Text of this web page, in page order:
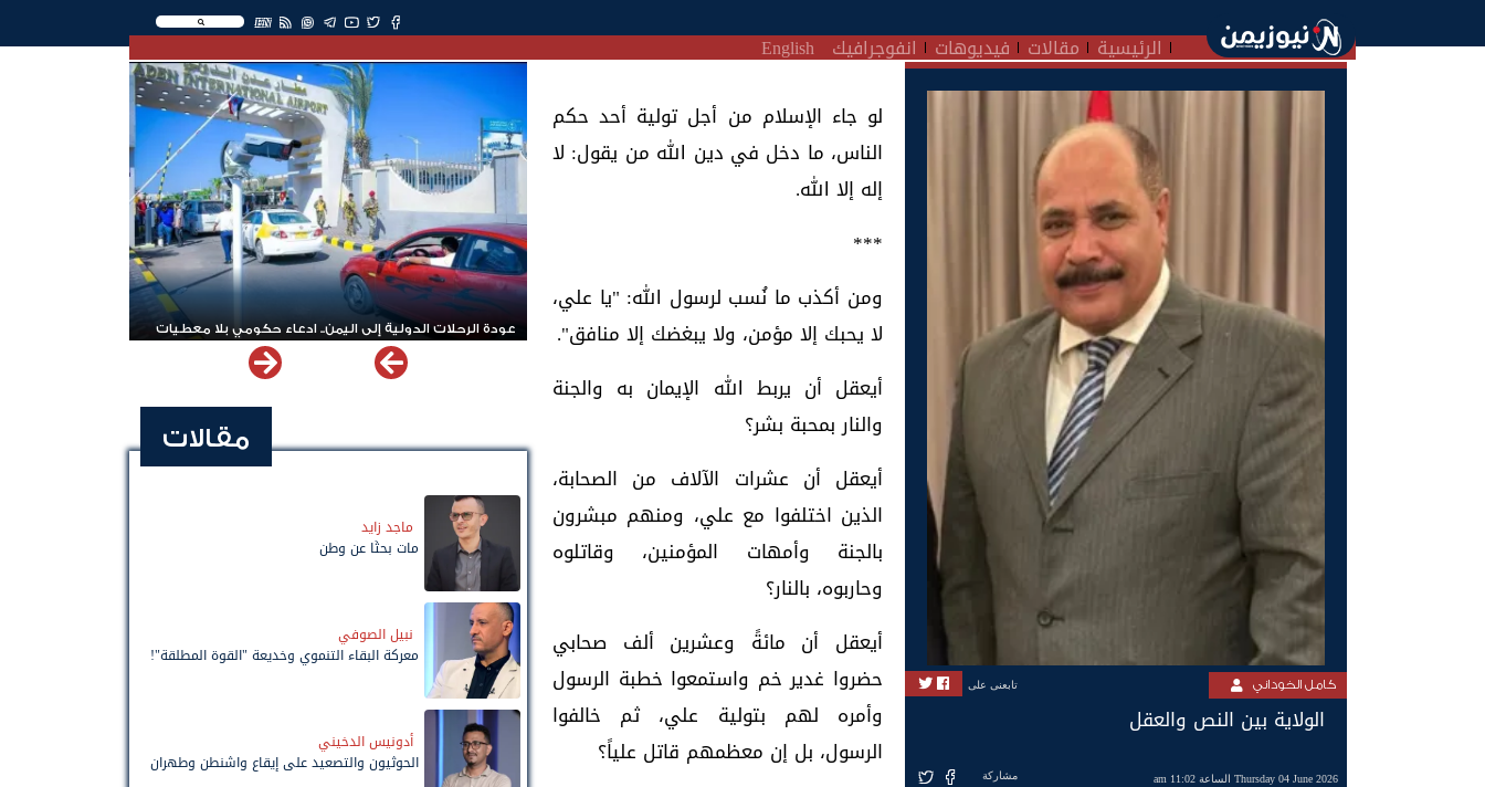
EN
الرئيسية مقالات فيديوهات انفوجرافيك English
كامل الخوداني تابعنى على
الولاية بين النص والعقل
Thursday 04 June 2026 الساعة 11:02 am مشاركة
لو جاء الإسلام من أجل تولية أحد حكم
الناس، ما دخل في دين الله من يقول: لا
إله إلا الله.
***
ومن أكذب ما نُسب لرسول الله: "يا علي،
لا يحبك إلا مؤمن، ولا يبغضك إلا منافق".
أيعقل أن يربط الله الإيمان به والجنة
والنار بمحبة بشر؟
أيعقل أن عشرات الآلاف من الصحابة،
الذين اختلفوا مع علي، ومنهم مبشرون
بالجنة وأمهات المؤمنين، وقاتلوه
وحاربوه، بالنار؟
أيعقل أن مائةً وعشرين ألف صحابي
حضروا غدير خم واستمعوا خطبة الرسول
وأمره لهم بتولية علي، ثم خالفوا
الرسول، بل إن معظمهم قاتل علياً؟
عودة الرحلات الدولية إلى اليمن.. ادعاء حكومي بلا معطيات
مقالات
ماجد زايد
مات بحثًا عن وطن
نبيل الصوفي
معركة البقاء التنموي وخديعة "القوة المطلقة"!
أدونيس الدخيني
الحوثيون والتصعيد على إيقاع واشنطن وطهران